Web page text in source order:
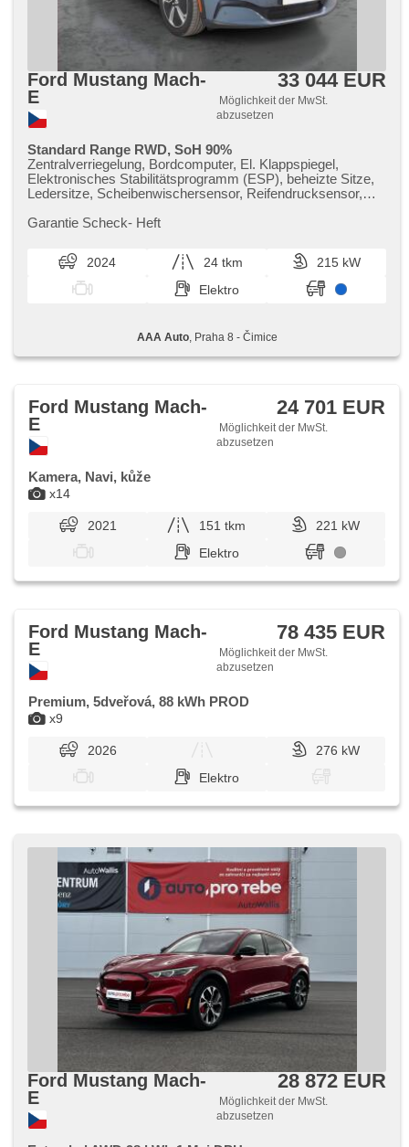
Ford Mustang Mach-
E
33 044 EUR
Möglichkeit der MwSt.
abzusetzen
Standard Range RWD, SoH 90%
Zentralverriegelung, Bordcomputer, El. Klappspiegel,
Elektronisches Stabilitätsprogramm (ESP), beheizte Sitze,
Ledersitze, Scheibenwischersensor, Reifendrucksensor,
Servolenkung, El. Seitenscheiben, Autoradio, 8x Airbag,
Automatikgetriebe
Garantie Scheck​- Heft
2024 24 tkm
215 kW
Elektro
AAA Auto, Praha 8 - Čimice
x14
Ford Mustang Mach-
E
24 701 EUR
Möglichkeit der MwSt.
abzusetzen
Kamera, Navi, kůže
2021 151 tkm
221 kW
Elektro
x9
Ford Mustang Mach-
E
78 435 EUR
Möglichkeit der MwSt.
abzusetzen
Premium, 5dveřová, 88 kWh PROD
2026
276 kW
Elektro
Ford Mustang Mach-
E
28 872 EUR
Möglichkeit der MwSt.
abzusetzen